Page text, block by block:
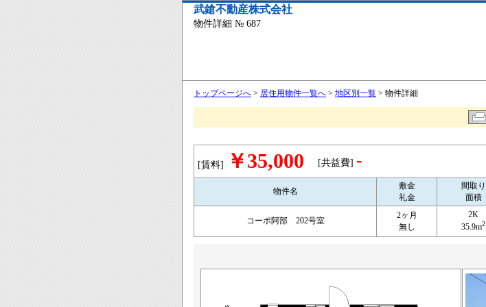
武鎗不動産株式会社
物件詳細 № 687
トップページへ > 居住用物件一覧へ > 地区別一覧 > 物件詳細
[賃料] ￥35,000 [共益費] -
物件名
敷金
礼金
間取り
面積
コーポ阿部 202号室
2ヶ月
無し
2K
35.9m2